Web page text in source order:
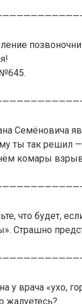
Семёновича
ты так решил
комары
что будет,
Страшно
у врача «ухо,
жалуетесь?